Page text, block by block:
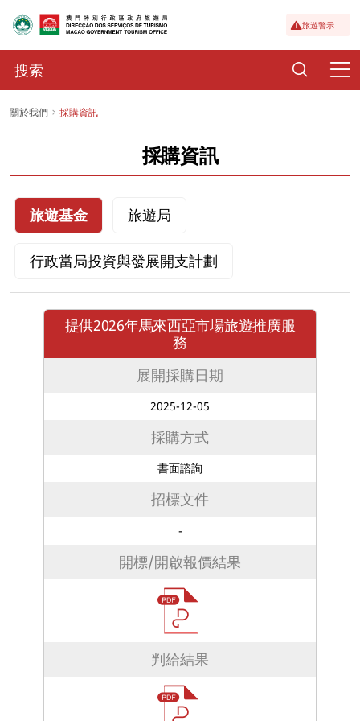
旅遊警示
關於我們 採購資訊
採購資訊
旅遊基金 旅遊局
行政當局投資與發展開支計劃
提供2026年馬來西亞市場旅遊推廣服
務
展開採購日期
2025-12-05
採購方式
書面諮詢
招標文件
-
開標/開啟報價結果
判給結果